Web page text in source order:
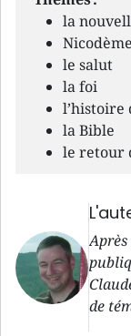
la
Nicodème
le salut
la foi
l’histoire
la Bible
le retour
de